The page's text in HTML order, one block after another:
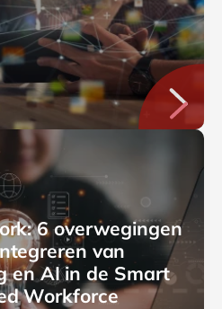
6 overwegingen
van
en AI in de Smart
Workforce